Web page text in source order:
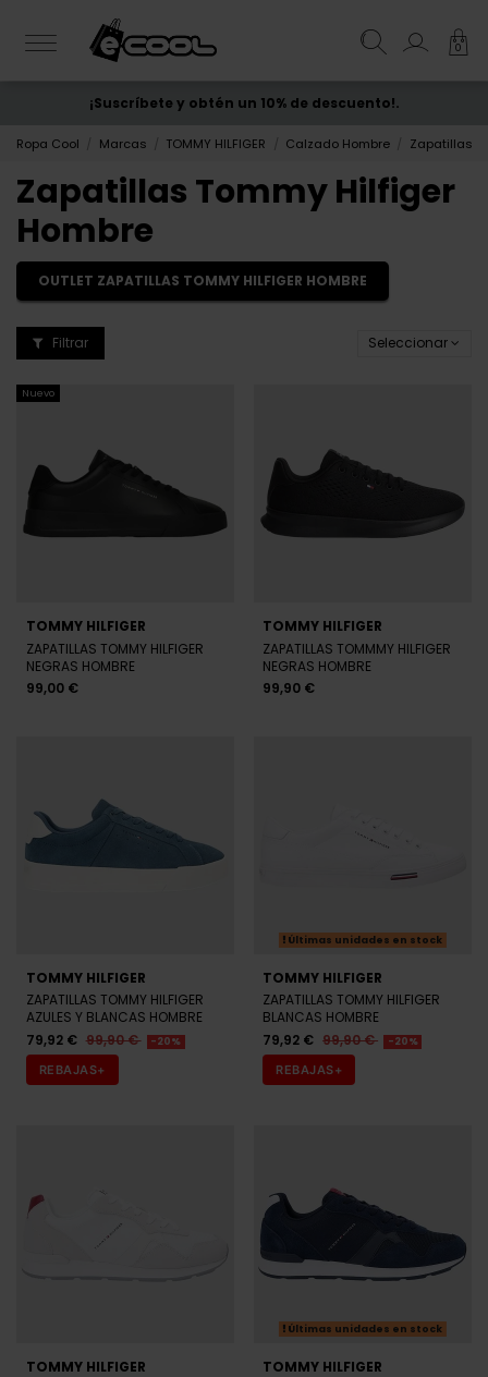
0
ENVÍO GRATIS desde 50€
¡Suscríbete y obtén un 10% de descuento!.
Ropa Cool Marcas TOMMY HILFIGER Calzado Hombre Zapatillas
Zapatillas Tommy Hilfiger
Hombre
OUTLET ZAPATILLAS TOMMY HILFIGER HOMBRE
Filtrar Seleccionar
Nuevo
TOMMY HILFIGER
ZAPATILLAS TOMMY HILFIGER
NEGRAS HOMBRE
99,00 €
TOMMY HILFIGER
ZAPATILLAS TOMMMY HILFIGER
NEGRAS HOMBRE
99,90 €
TOMMY HILFIGER
ZAPATILLAS TOMMY HILFIGER
AZULES Y BLANCAS HOMBRE
79,92 € 99,90 € -20%
REBAJAS+
Últimas unidades en stock
TOMMY HILFIGER
ZAPATILLAS TOMMY HILFIGER
BLANCAS HOMBRE
79,92 € 99,90 € -20%
REBAJAS+
TOMMY HILFIGER
Últimas unidades en stock
TOMMY HILFIGER